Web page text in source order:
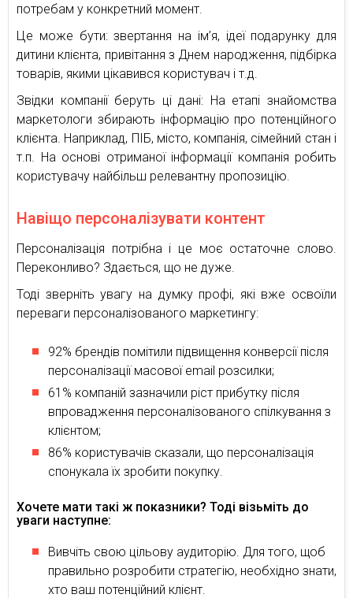
потребам у конкретний момент.
Це може бути: звертання на ім’я, ідеї подарунку для
дитини клієнта, привітання з Днем народження, підбірка
товарів, якими цікавився користувач і т.д.
Звідки компанії беруть ці дані: На етапі знайомства
маркетологи збирають інформацію про потенційного
клієнта. Наприклад, ПІБ, місто, компанія, сімейний стан і
т.п. На основі отриманої інформації компанія робить
користувачу найбільш релевантну пропозицію.
Навіщо персоналізувати контент
Персоналізація потрібна і це моє остаточне слово.
Переконливо? Здається, що не дуже.
Тоді зверніть увагу на думку профі, які вже освоїли
переваги персоналізованого маркетингу:
92% брендів помітили підвищення конверсії після
персоналізації масової email розсилки;
61% компаній зазначили ріст прибутку після
впровадження персоналізованого спілкування з
клієнтом;
86% користувачів сказали, що персоналізація
спонукала їх зробити покупку.
Хочете мати такі ж показники? Тоді візьміть до
уваги наступне:
Вивчіть свою цільову аудиторію. Для того, щоб
правильно розробити стратегію, необхідно знати,
хто ваш потенційний клієнт.